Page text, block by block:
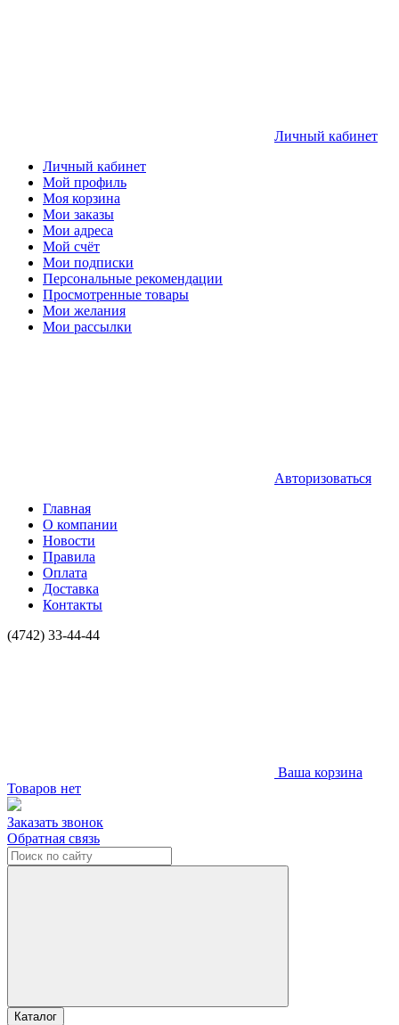
Личный кабинет
Личный кабинет
Мой профиль
Моя корзина
Мои заказы
Мои адреса
Мой счёт
Мои подписки
Персональные рекомендации
Просмотренные товары
Мои желания
Мои рассылки
Авторизоваться
Главная
О компании
Новости
Правила
Оплата
Доставка
Контакты
(4742) 33-44-44
Ваша корзина
Товаров нет
Заказать звонок
Обратная связь
Каталог